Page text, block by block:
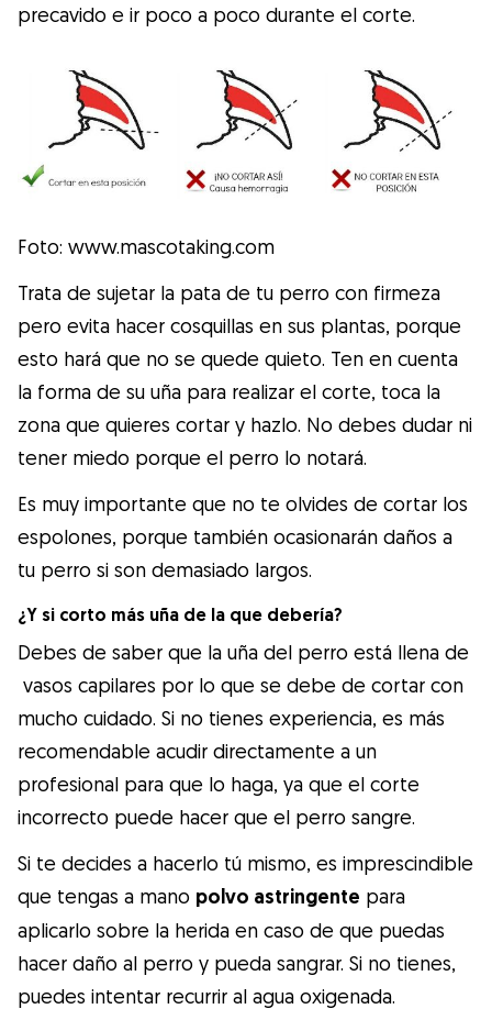
precavido e ir poco a poco durante el corte.
Foto: www.mascotaking.com
Trata de sujetar la pata de tu perro con firmeza
pero evita hacer cosquillas en sus plantas, porque
esto hará que no se quede quieto. Ten en cuenta
la forma de su uña para realizar el corte, toca la
zona que quieres cortar y hazlo. No debes dudar ni
tener miedo porque el perro lo notará.
Es muy importante que no te olvides de cortar los
espolones, porque también ocasionarán daños a
tu perro si son demasiado largos.
¿Y si corto más uña de la que debería?
Debes de saber que la uña del perro está llena de
vasos capilares por lo que se debe de cortar con
mucho cuidado. Si no tienes experiencia, es más
recomendable acudir directamente a un
profesional para que lo haga, ya que el corte
incorrecto puede hacer que el perro sangre.
Si te decides a hacerlo tú mismo, es imprescindible
que tengas a mano polvo astringente para
aplicarlo sobre la herida en caso de que puedas
hacer daño al perro y pueda sangrar. Si no tienes,
puedes intentar recurrir al agua oxigenada.